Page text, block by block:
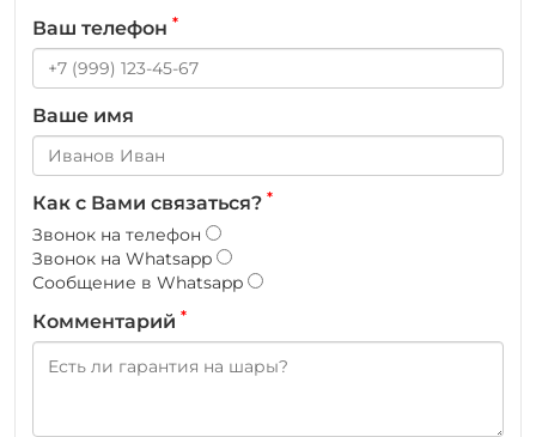
Ваш телефон *
Ваше имя
Как с Вами связаться? *
Звонок на телефон
Звонок на Whatsapp
Сообщение в Whatsapp
Комментарий *